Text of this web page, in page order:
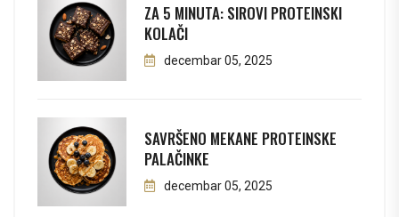
ZA 5 MINUTA: SIROVI PROTEINSKI
KOLAČI
decembar 05, 2025
SAVRŠENO MEKANE PROTEINSKE
PALAČINKE
decembar 05, 2025